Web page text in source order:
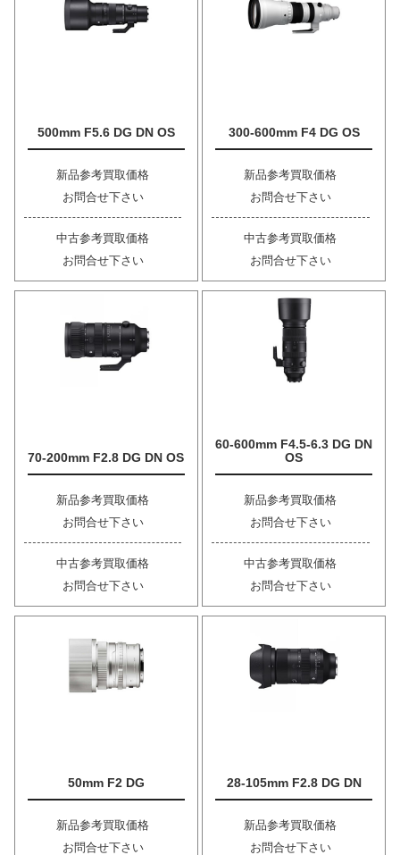
500mm F5.6 DG DN OS
新品参考買取価格
お問合せ下さい
中古参考買取価格
お問合せ下さい
300-600mm F4 DG OS
新品参考買取価格
お問合せ下さい
中古参考買取価格
お問合せ下さい
70-200mm F2.8 DG DN OS
新品参考買取価格
お問合せ下さい
中古参考買取価格
お問合せ下さい
60-600mm F4.5-6.3 DG DN
OS
新品参考買取価格
お問合せ下さい
中古参考買取価格
お問合せ下さい
50mm F2 DG
新品参考買取価格
お問合せ下さい
28-105mm F2.8 DG DN
新品参考買取価格
お問合せ下さい